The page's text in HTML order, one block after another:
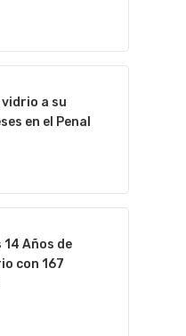
a su
en el Penal
Años de
con 167